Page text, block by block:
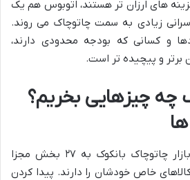
های ارزان تر هستند، اتوبوس هم یک
زیادی به سمت چاتوچاک می روند.
و کسانی که بودجه محدودی دارند،
برتر و پیچیده تر است.
چه چیزهایی بخریم؟
همانطور که قبلاً گفتیم، بازار چاتوچاک بانکوک به ۲۷ بخش مجزا
خاص خودشان را دارند. پیدا کردن